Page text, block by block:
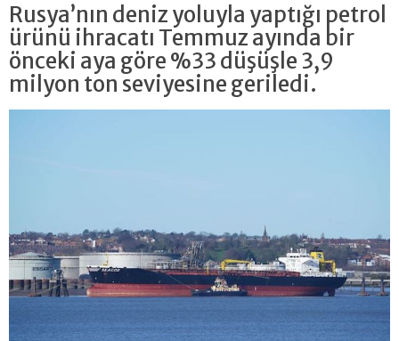
Rusya’nın deniz yoluyla yaptığı petrol
ürünü ihracatı Temmuz ayında bir
önceki aya göre %33 düşüşle 3,9
milyon ton seviyesine geriledi.